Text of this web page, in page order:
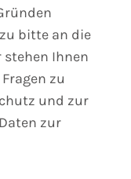
bitte an die
stehen Ihnen
zu
und zur
zur